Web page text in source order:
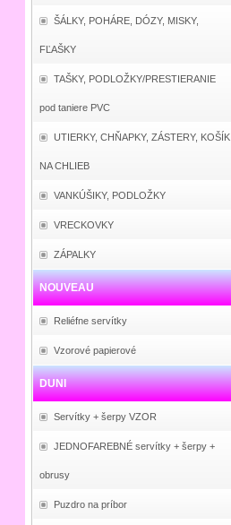
ŠÁLKY, POHÁRE, DÓZY, MISKY,
FĽAŠKY
TAŠKY, PODLOŽKY/PRESTIERANIE
pod taniere PVC
UTIERKY, CHŇAPKY, ZÁSTERY, KOŠÍK
NA CHLIEB
VANKÚŠIKY, PODLOŽKY
VRECKOVKY
ZÁPALKY
NOUVEAU
Reliéfne servítky
Vzorové papierové
DUNI
Servítky + šerpy VZOR
JEDNOFAREBNÉ servítky + šerpy +
obrusy
Puzdro na príbor